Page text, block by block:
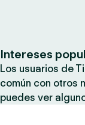
Intereses
Los usuarios de
común con otros
puedes ver